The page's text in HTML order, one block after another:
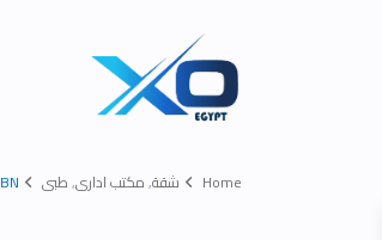
Home شقة,مكتب ادارى,طبى BN